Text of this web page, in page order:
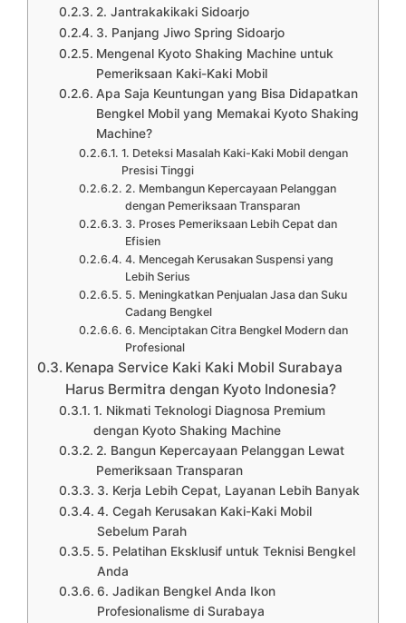
2. Jantrakakikaki Sidoarjo
3. Panjang Jiwo Spring Sidoarjo
Mengenal Kyoto Shaking Machine untuk
Pemeriksaan Kaki-Kaki Mobil
Apa Saja Keuntungan yang Bisa Didapatkan
Bengkel Mobil yang Memakai Kyoto Shaking
Machine?
1. Deteksi Masalah Kaki-Kaki Mobil dengan
Presisi Tinggi
2. Membangun Kepercayaan Pelanggan
dengan Pemeriksaan Transparan
3. Proses Pemeriksaan Lebih Cepat dan
Efisien
4. Mencegah Kerusakan Suspensi yang
Lebih Serius
5. Meningkatkan Penjualan Jasa dan Suku
Cadang Bengkel
6. Menciptakan Citra Bengkel Modern dan
Profesional
Kenapa Service Kaki Kaki Mobil Surabaya
Harus Bermitra dengan Kyoto Indonesia?
1. Nikmati Teknologi Diagnosa Premium
dengan Kyoto Shaking Machine
2. Bangun Kepercayaan Pelanggan Lewat
Pemeriksaan Transparan
3. Kerja Lebih Cepat, Layanan Lebih Banyak
4. Cegah Kerusakan Kaki-Kaki Mobil
Sebelum Parah
5. Pelatihan Eksklusif untuk Teknisi Bengkel
Anda
6. Jadikan Bengkel Anda Ikon
Profesionalisme di Surabaya